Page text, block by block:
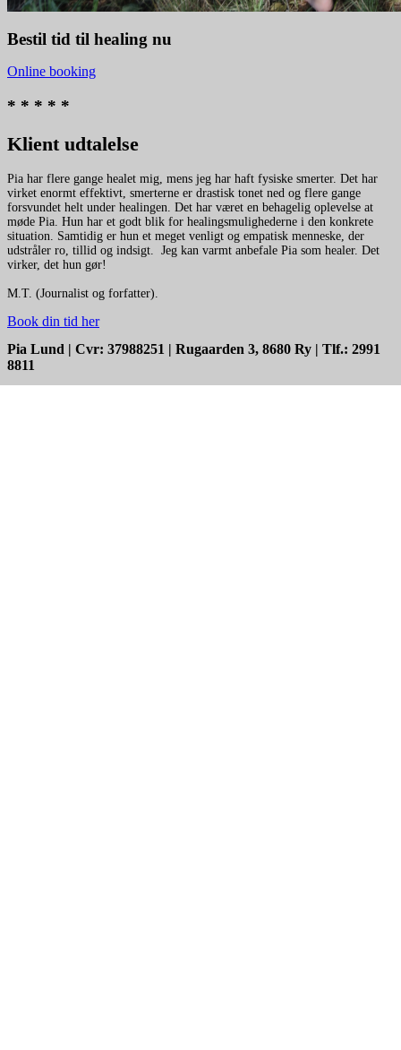
Bestil tid til healing nu
Online booking
* * * * *
Klient udtalelse
Pia har flere gange healet mig, mens jeg har haft fysiske smerter. Det har
virket enormt effektivt, smerterne er drastisk tonet ned og flere gange
forsvundet helt under healingen. Det har været en behagelig oplevelse at
møde Pia. Hun har et godt blik for healingsmulighederne i den konkrete
situation. Samtidig er hun et meget venligt og empatisk menneske, der
udstråler ro, tillid og indsigt. ​ Jeg kan varmt anbefale Pia som healer. Det
virker, det hun gør!
M.T. (Journalist og forfatter). ​
Book din tid her
Pia Lund | Cvr: 37988251 | Rugaarden 3, 8680 Ry | Tlf.: 2991
8811